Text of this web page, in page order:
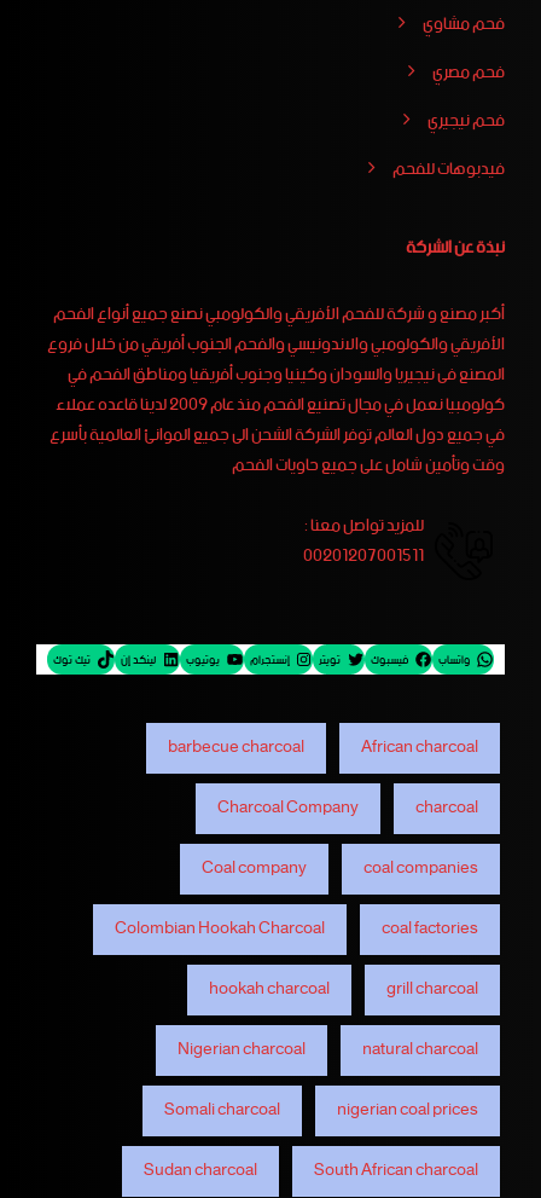
فحم مشاوي
فحم مصري
فحم نيجيري
فيدبوهات للفحم
نبذة عن الشركة
أكبر مصنع و شركة للفحم الأفريقي والكولومبي نصنع جميع أنواع الفحم
الأفريقي والكولومبي والاندونيسي والفحم الجنوب أفريقي من خلال فروع
المصنع فى نيجيريا والسودان وكينيا وجنوب أفريقيا ومناطق الفحم في
كولومبيا نعمل في مجال تصنيع الفحم منذ عام 2009 لدينا قاعده عملاء
في جميع دول العالم توفر الشركة الشحن الى جميع الموانئ العالمية بأسرع
وقت وتأمين شامل على جميع حاويات الفحم
للمزيد تواصل معنا :
00201207001511
واتساب فيسبوك تويتر إنستجرام يوتيوب لينكد إن تيك توك
African charcoal
barbecue charcoal
charcoal
Charcoal Company
coal companies
Coal company
coal factories
Colombian Hookah Charcoal
grill charcoal
hookah charcoal
natural charcoal
Nigerian charcoal
nigerian coal prices
Somali charcoal
South African charcoal
Sudan charcoal